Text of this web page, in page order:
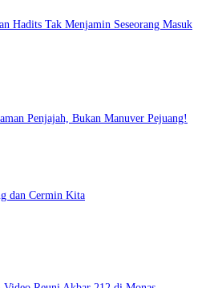
Hadits Tak Menjamin Seseorang Masuk
Penjajah, Bukan Manuver Pejuang!
dan Cermin Kita